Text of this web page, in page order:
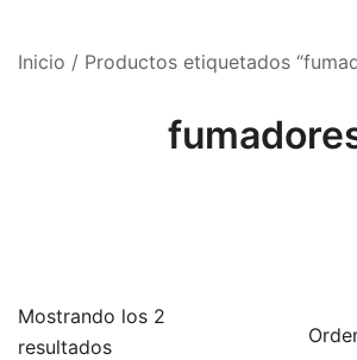
Inicio / Productos etiquetados
Mostrando los 2
resultadosOrdenado